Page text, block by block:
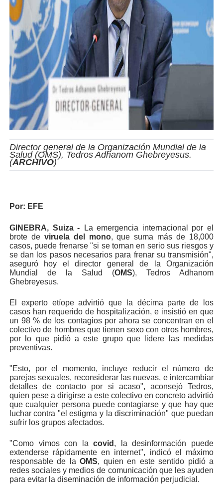
Director general de la Organización Mundial de la
Salud (OMS), Tedros Adhanom Ghebreyesus.
(ARCHIVO)
Por: EFE
GINEBRA, Suiza-
La emergencia internacional por el
brote de viruela del mono, que suma más de 18,000
casos, puede frenarse "si se toman en serio sus riesgos y
se dan los pasos necesarios para frenar su transmisión",
aseguró hoy el director general de la Organización
Mundial de la Salud (OMS), Tedros Adhanom
Ghebreyesus.
El experto etíope advirtió que la décima parte de los
casos han requerido de hospitalización, e insistió en que
un 98 % de los contagios por ahora se concentran en el
colectivo de hombres que tienen sexo con otros hombres,
por lo que pidió a este grupo que lidere las medidas
preventivas.
"Esto, por el momento, incluye reducir el número de
parejas sexuales, reconsiderar las nuevas, e intercambiar
detalles de contacto por si acaso", aconsejó Tedros,
quien pese a dirigirse a este colectivo en concreto advirtió
que cualquier persona puede contagiarse y que hay que
luchar contra "el estigma y la discriminación" que puedan
sufrir los grupos afectados.
"Como vimos con lacovid , la desinformación puede
extenderse rápidamente en internet", indicó el máximo
responsable de laOMS, quien en este sentido pidió a
redes sociales y medios de comunicación que les ayuden
para evitar la diseminación de información perjudicial.